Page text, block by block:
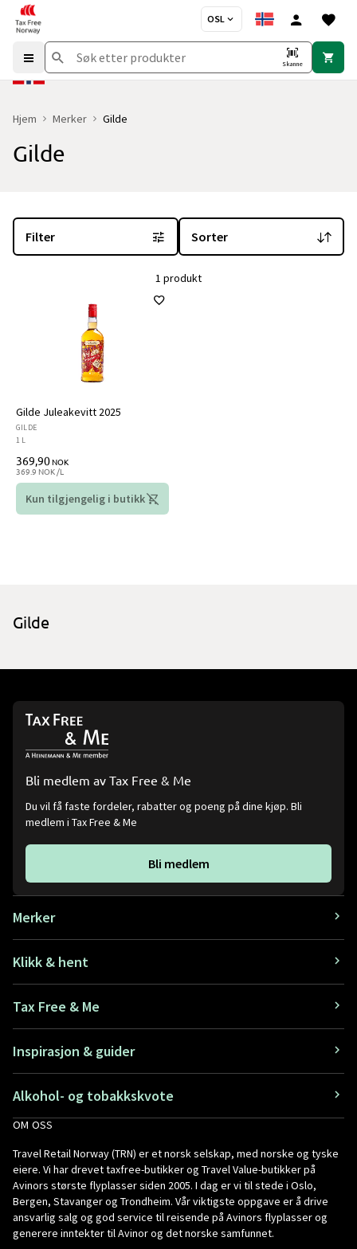
OSL
Skanne
Hjem Merker Gilde
Gilde
Filter Sorter
1 produkt
Gilde Juleakevitt 2025
GILDE
1 L
369,90NOK
369.9 NOK /L
Kun tilgjengelig i butikk
Gilde
Bli medlem av Tax Free & Me
Du vil få faste fordeler, rabatter og poeng på dine kjøp. Bli
medlem i Tax Free & Me
Bli medlem
Merker
Klikk & hent
Tax Free & Me
Inspirasjon & guider
Alkohol- og tobakkskvote
OM OSS
Travel Retail Norway (TRN) er et norsk selskap, med norske og tyske
eiere. Vi har drevet taxfree-butikker og Travel Value-butikker på
Avinors største flyplasser siden 2005. I dag er vi til stede i Oslo,
Bergen, Stavanger og Trondheim. Vår viktigste oppgave er å drive
ansvarlig salg og god service til reisende på Avinors flyplasser og
generere inntekter til Avinor og det norske samfunnet.